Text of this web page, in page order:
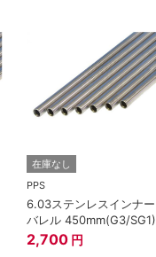
在庫なし
PPS
6.03ステンレスインナー
バレル 450mm(G3/SG1)
2,700 円